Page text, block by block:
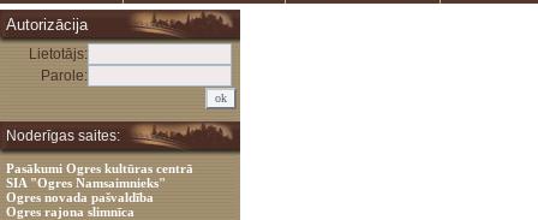
Autorizācija
Lietotājs:
Parole:
Noderīgas saites:
Pasākumi Ogres kultūras centrā
SIA "Ogres Namsaimnieks"
Ogres novada pašvaldība
Ogres rajona slimnīca